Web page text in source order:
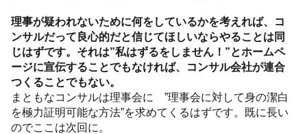
理事が疑われないために何をしているかを考えれば、コ
ンサルだって良心的だと信じてほしいならやることは同
じはずです。それは”私はずるをしません！”とホームペ
ージに宣伝することでもなければ、コンサル会社が連合
つくることでもない。
まともなコンサルは理事会に ”理事会に対して身の潔白
を極力証明可能な方法”を求めてくるはずです。既に長い
のでここは次回に。